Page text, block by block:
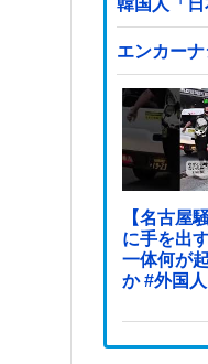
韓国人「
エンカー
【名古屋
に手を出
一体何が
か #外国